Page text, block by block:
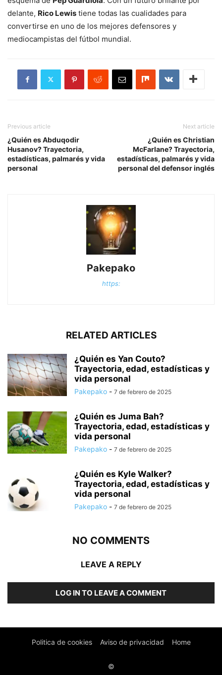
delante, Rico Lewis tiene todas las cualidades para
convertirse en uno de los mejores defensores y
mediocampistas del fútbol mundial.
Previous article
¿Quién es Abduqodir
Husanov? Trayectoria,
estadísticas, palmarés y vida
personal
Next article
¿Quién es Christian
McFarlane? Trayectoria,
estadísticas, palmarés y vida
personal del defensor inglés
Pakepako
https:
RELATED ARTICLES
¿Quién es Yan Couto?
Trayectoria, edad, estadísticas y
vida personal
Pakepako - 7 de febrero de 2025
¿Quién es Juma Bah?
Trayectoria, edad, estadísticas y
vida personal
Pakepako - 7 de febrero de 2025
¿Quién es Kyle Walker?
Trayectoria, edad, estadísticas y
vida personal
Pakepako - 7 de febrero de 2025
NO COMMENTS
LEAVE A REPLY
LOG IN TO LEAVE A COMMENT
Politica de cookies Aviso de privacidad Home
©